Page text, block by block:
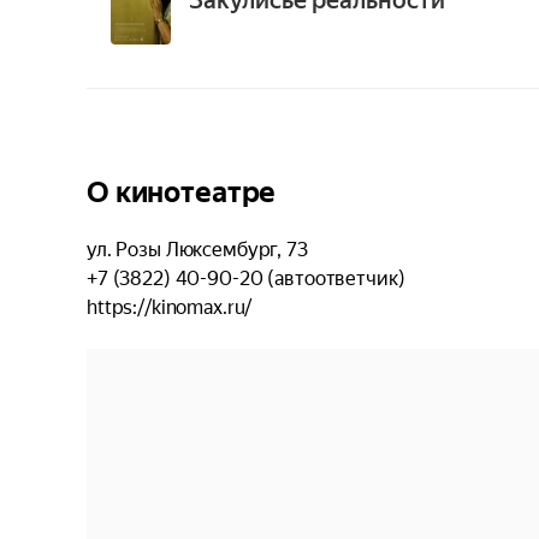
О кинотеатре
ул. Розы Люксембург, 73
+7 (3822) 40-90-20 (автоответчик)
https://kinomax.ru/